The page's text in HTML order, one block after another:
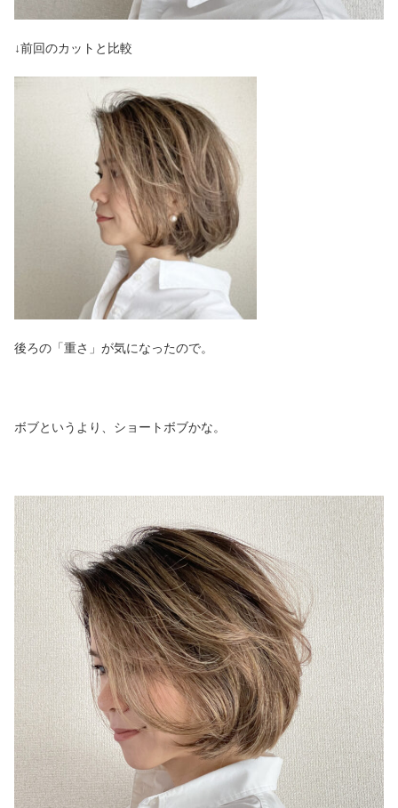
↓前回のカットと比較
後ろの「重さ」が気になったので。
ボブというより、ショートボブかな。